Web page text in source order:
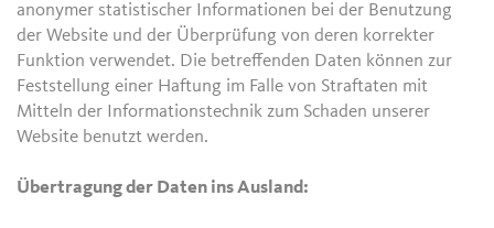
anonymer statistischer Informationen bei der Benutzung
der Website und der Überprüfung von deren korrekter
Funktion verwendet. Die betreffenden Daten können zur
Feststellung einer Haftung im Falle von Straftaten mit
Mitteln der Informationstechnik zum Schaden unserer
Website benutzt werden.
Übertragung der Daten ins Ausland: